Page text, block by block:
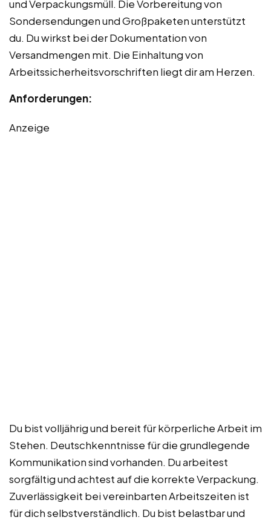
und Verpackungsmüll. Die Vorbereitung von
Sondersendungen und Großpaketen unterstützt
du. Du wirkst bei der Dokumentation von
Versandmengen mit. Die Einhaltung von
Arbeitssicherheitsvorschriften liegt dir am Herzen.
Anforderungen:
Anzeige
Du bist volljährig und bereit für körperliche Arbeit im
Stehen. Deutschkenntnisse für die grundlegende
Kommunikation sind vorhanden. Du arbeitest
sorgfältig und achtest auf die korrekte Verpackung.
Zuverlässigkeit bei vereinbarten Arbeitszeiten ist
für dich selbstverständlich. Du bist belastbar und